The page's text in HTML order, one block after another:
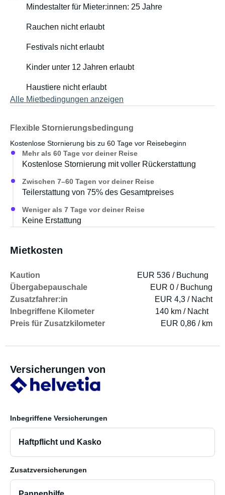
Mindestalter für Mieter:innen: 25 Jahre
Rauchen nicht erlaubt
Festivals nicht erlaubt
Kinder unter 12 Jahren erlaubt
Haustiere nicht erlaubt
Alle Mietbedingungen anzeigen
Flexible Stornierungsbedingung
Kostenlose Stornierung bis zu 60 Tage vor Reisebeginn
Mehr als 60 Tage vor deiner Reise
Kostenlose Stornierung mit voller Rückerstattung
Zwischen 7–60 Tagen vor deiner Reise
Teilerstattung von 75% des Gesamtpreises
Weniger als 7 Tage vor deiner Reise
Keine Erstattung
Mietkosten
Kaution
EUR 536 / Buchung
Übergabepauschale
EUR 0 / Buchung
Zusatzfahrer:in
EUR 4,3 / Nacht
Inbegriffene Kilometer
140 km / Nacht
Preis für Zusatzkilometer
EUR 0,86 / km
Versicherungen von
Inbegriffene Versicherungen
Haftpflicht und Kasko
Zusatzversicherungen